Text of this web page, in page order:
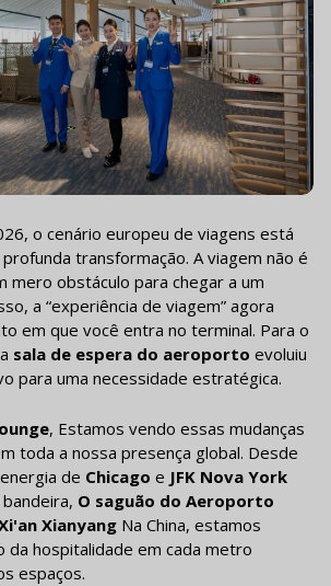
o cenário europeu de viagens está
transformação. A viagem não é
mero obstáculo para chegar a um
a “experiência de viagem” agora
em que você entra no terminal. Para o
sala de espera do aeroporto evoluiu
para uma necessidade estratégica.
, Estamos vendo essas mudanças
toda a nossa presença global. Desde
de Chicago e JFK Nova York
O saguão do Aeroporto
Xianyang Na China, estamos
da hospitalidade em cada metro
espaços.